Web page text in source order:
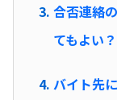
合否連絡
てもよい？
バイト先